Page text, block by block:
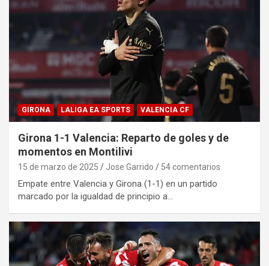
GIRONA LALIGA EA SPORTS VALENCIA CF
Girona 1-1 Valencia: Reparto de goles y de
momentos en Montilivi
15 de marzo de 2025 Jose Garrido 54 comentarios
Empate entre Valencia y Girona (1-1) en un partido
marcado por la igualdad de principio a…